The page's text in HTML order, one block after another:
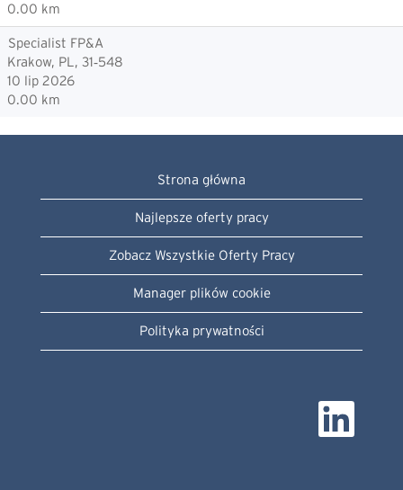
0.00 km
Specialist FP&A
Krakow, PL, 31‑548
10 lip 2026
0.00 km
Strona główna
Najlepsze oferty pracy
Zobacz Wszystkie Oferty Pracy
Manager plików cookie
Polityka prywatności
O